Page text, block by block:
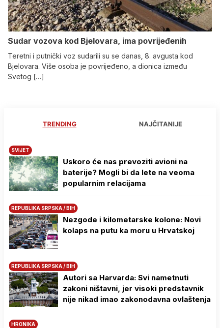
Sudar vozova kod Bjelovara, ima povrijeđenih
Teretni i putnički voz sudarili su se danas, 8. avgusta kod
Bjelovara. Više osoba je povrijeđeno, a dionica između
Svetog […]
TRENDING NAJČITANIJE
SVIJET
Uskoro će nas prevoziti avioni na
baterije? Mogli bi da lete na veoma
popularnim relacijama
REPUBLIKA SRPSKA / BIH
Nezgode i kilometarske kolone: Novi
kolaps na putu ka moru u Hrvatskoj
REPUBLIKA SRPSKA / BIH
Autori sa Harvarda: Svi nametnuti
zakoni ništavni, jer visoki predstavnik
nije nikad imao zakonodavna ovlaštenja
HRONIKA